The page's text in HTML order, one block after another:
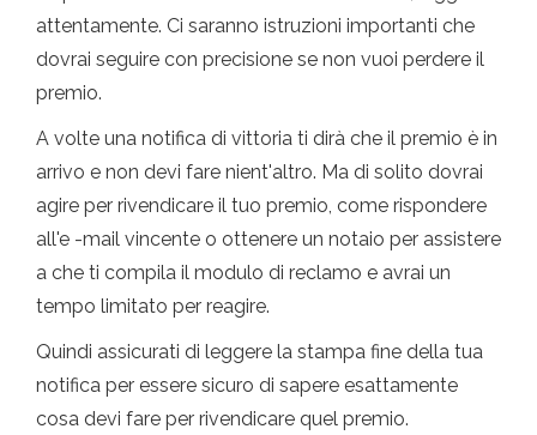
attentamente. Ci saranno istruzioni importanti che
dovrai seguire con precisione se non vuoi perdere il
premio.
A volte una notifica di vittoria ti dirà che il premio è in
arrivo e non devi fare nient'altro. Ma di solito dovrai
agire per rivendicare il tuo premio, come rispondere
all'e -mail vincente o ottenere un notaio per assistere
a che ti compila il modulo di reclamo e avrai un
tempo limitato per reagire.
Quindi assicurati di leggere la stampa fine della tua
notifica per essere sicuro di sapere esattamente
cosa devi fare per rivendicare quel premio.